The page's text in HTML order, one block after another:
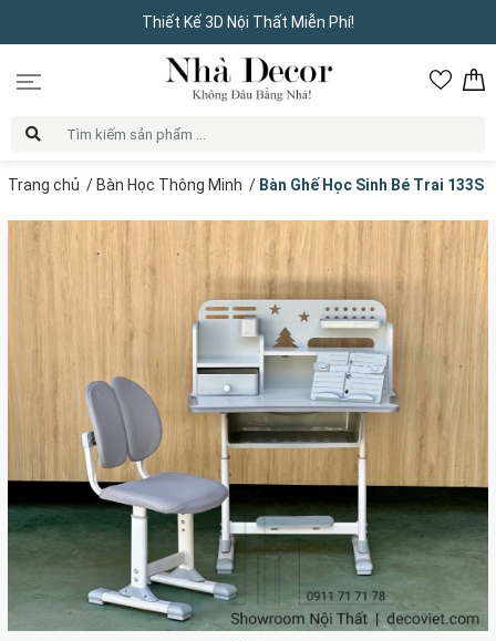
Thiết Kế 3D Nội Thất Miễn Phí!
Trang chủ / Bàn Học Thông Minh / Bàn Ghế Học Sinh Bé Trai 133S